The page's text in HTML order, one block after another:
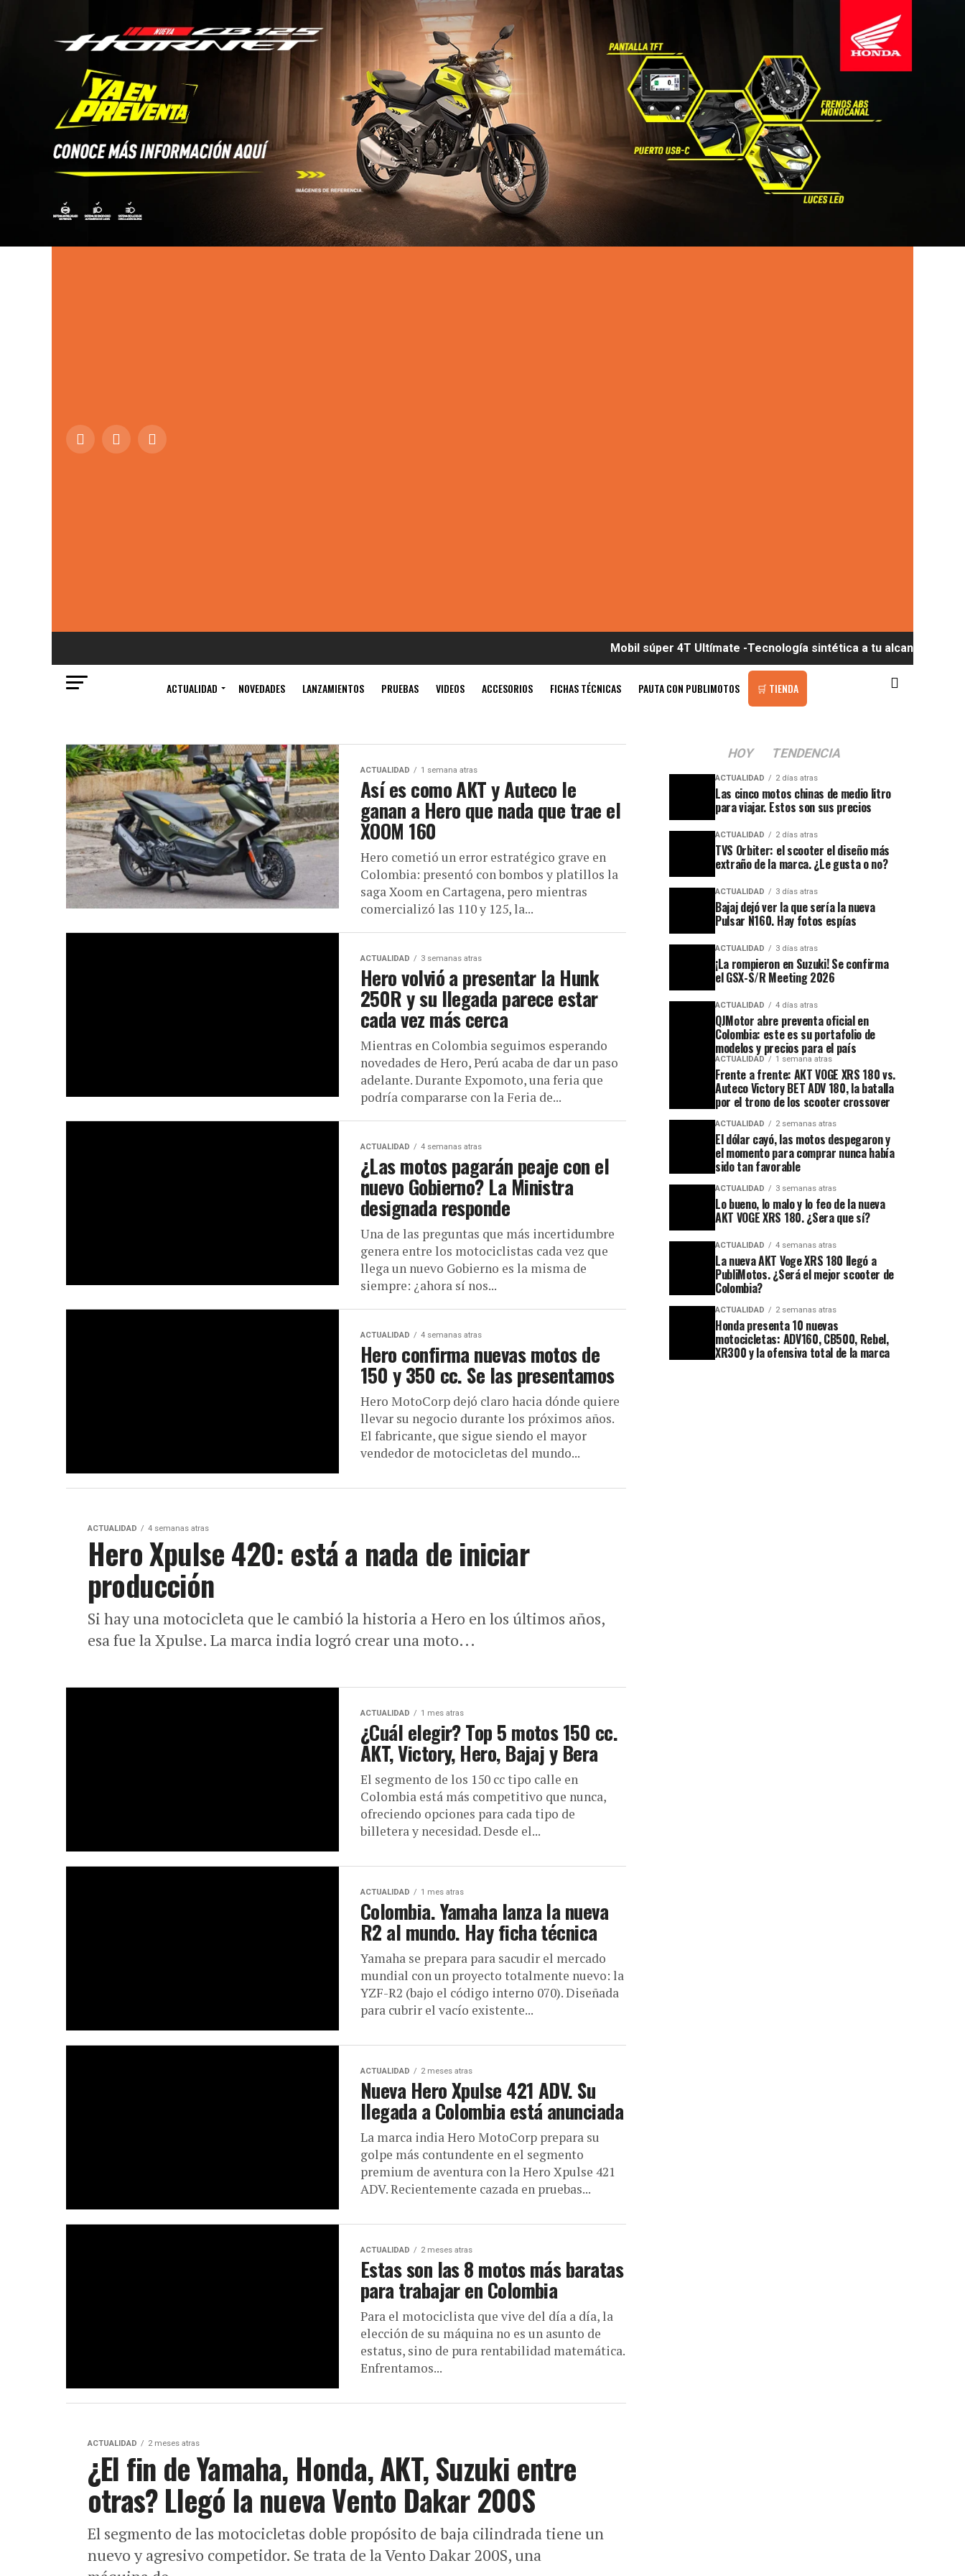
Mobil súper 4T Ultímate -Tecnología sintética a tu alcance
ACTUALIDAD NOVEDADES LANZAMIENTOS PRUEBAS VIDEOS ACCESORIOS FICHAS TÉCNICAS PAUTA CON PUBLIMOTOS 🛒 TIENDA
ACTUALIDAD 1 semana atras
Así es como AKT y Auteco le
ganan a Hero que nada que trae el
XOOM 160
Hero cometió un error estratégico grave en
Colombia: presentó con bombos y platillos la
saga Xoom en Cartagena, pero mientras
comercializó las 110 y 125, la...
ACTUALIDAD 3 semanas atras
Hero volvió a presentar la Hunk
250R y su llegada parece estar
cada vez más cerca
Mientras en Colombia seguimos esperando
novedades de Hero, Perú acaba de dar un paso
adelante. Durante Expomoto, una feria que
podría compararse con la Feria de...
ACTUALIDAD 4 semanas atras
¿Las motos pagarán peaje con el
nuevo Gobierno? La Ministra
designada responde
Una de las preguntas que más incertidumbre
genera entre los motociclistas cada vez que
llega un nuevo Gobierno es la misma de
siempre: ¿ahora sí nos...
ACTUALIDAD 4 semanas atras
Hero confirma nuevas motos de
150 y 350 cc. Se las presentamos
Hero MotoCorp dejó claro hacia dónde quiere
llevar su negocio durante los próximos años.
El fabricante, que sigue siendo el mayor
vendedor de motocicletas del mundo...
ACTUALIDAD 4 semanas atras
Hero Xpulse 420: está a nada de iniciar
producción
Si hay una motocicleta que le cambió la historia a Hero en los últimos años,
esa fue la Xpulse. La marca india logró crear una moto...
ACTUALIDAD 1 mes atras
¿Cuál elegir? Top 5 motos 150 cc.
AKT, Victory, Hero, Bajaj y Bera
El segmento de los 150 cc tipo calle en
Colombia está más competitivo que nunca,
ofreciendo opciones para cada tipo de
billetera y necesidad. Desde el...
ACTUALIDAD 1 mes atras
Colombia. Yamaha lanza la nueva
R2 al mundo. Hay ficha técnica
Yamaha se prepara para sacudir el mercado
mundial con un proyecto totalmente nuevo: la
YZF-R2 (bajo el código interno 070). Diseñada
para cubrir el vacío existente...
ACTUALIDAD 2 meses atras
Nueva Hero Xpulse 421 ADV. Su
llegada a Colombia está anunciada
La marca india Hero MotoCorp prepara su
golpe más contundente en el segmento
premium de aventura con la Hero Xpulse 421
ADV. Recientemente cazada en pruebas...
ACTUALIDAD 2 meses atras
Estas son las 8 motos más baratas
para trabajar en Colombia
Para el motociclista que vive del día a día, la
elección de su máquina no es un asunto de
estatus, sino de pura rentabilidad matemática.
Enfrentamos...
ACTUALIDAD 2 meses atras
¿El fin de Yamaha, Honda, AKT, Suzuki entre
otras? Llegó la nueva Vento Dakar 200S
El segmento de las motocicletas doble propósito de baja cilindrada tiene un
nuevo y agresivo competidor. Se trata de la Vento Dakar 200S, una
HOY TENDENCIA
ACTUALIDAD 2 días atras
Las cinco motos chinas de medio litro
para viajar. Estos son sus precios
ACTUALIDAD 2 días atras
TVS Orbiter: el scooter el diseño más
extraño de la marca. ¿Le gusta o no?
ACTUALIDAD 3 días atras
Bajaj dejó ver la que sería la nueva
Pulsar N160. Hay fotos espías
ACTUALIDAD 3 días atras
¡La rompieron en Suzuki! Se confirma
el GSX-S/R Meeting 2026
ACTUALIDAD 4 días atras
QJMotor abre preventa oficial en
Colombia: este es su portafolio de
modelos y precios para el país
ACTUALIDAD 1 semana atras
Frente a frente: AKT VOGE XRS 180 vs.
Auteco Victory BET ADV 180, la batalla
por el trono de los scooter crossover
ACTUALIDAD 2 semanas atras
El dólar cayó, las motos despegaron y
el momento para comprar nunca había
sido tan favorable
ACTUALIDAD 3 semanas atras
Lo bueno, lo malo y lo feo de la nueva
AKT VOGE XRS 180. ¿Sera que sí?
ACTUALIDAD 4 semanas atras
La nueva AKT Voge XRS 180 llegó a
PubliMotos. ¿Será el mejor scooter de
Colombia?
ACTUALIDAD 2 semanas atras
Honda presenta 10 nuevas
motocicletas: ADV160, CB500, Rebel,
XR300 y la ofensiva total de la marca